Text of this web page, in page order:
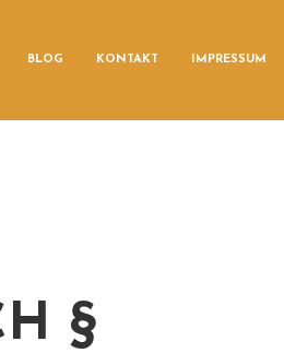
BLOG KONTAKT IMPRESSUM
§